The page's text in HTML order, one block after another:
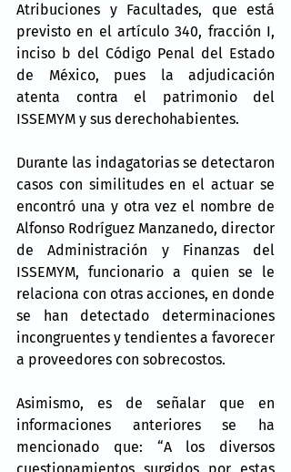
Atribuciones y Facultades, que está
previsto en el artículo 340, fracción I,
inciso b del Código Penal del Estado
de México, pues la adjudicación
atenta contra el patrimonio del
ISSEMYM y sus derechohabientes.
Durante las indagatorias se detectaron
casos con similitudes en el actuar se
encontró una y otra vez el nombre de
Alfonso Rodríguez Manzanedo, director
de Administración y Finanzas del
ISSEMYM, funcionario a quien se le
relaciona con otras acciones, en donde
se han detectado determinaciones
incongruentes y tendientes a favorecer
a proveedores con sobrecostos.
Asimismo, es de señalar que en
informaciones anteriores se ha
mencionado que: “A los diversos